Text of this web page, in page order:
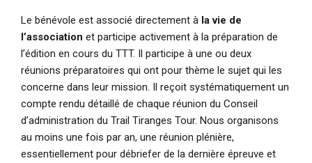
Le bénévole est associé directement à la vie de
l’association et participe activement à la préparation de
l’édition en cours du TTT. Il participe à une ou deux
réunions préparatoires qui ont pour thème le sujet qui les
concerne dans leur mission. Il reçoit systématiquement un
compte rendu détaillé de chaque réunion du Conseil
d’administration du Trail Tiranges Tour. Nous organisons
au moins une fois par an, une réunion plénière,
essentiellement pour débriefer de la dernière épreuve et